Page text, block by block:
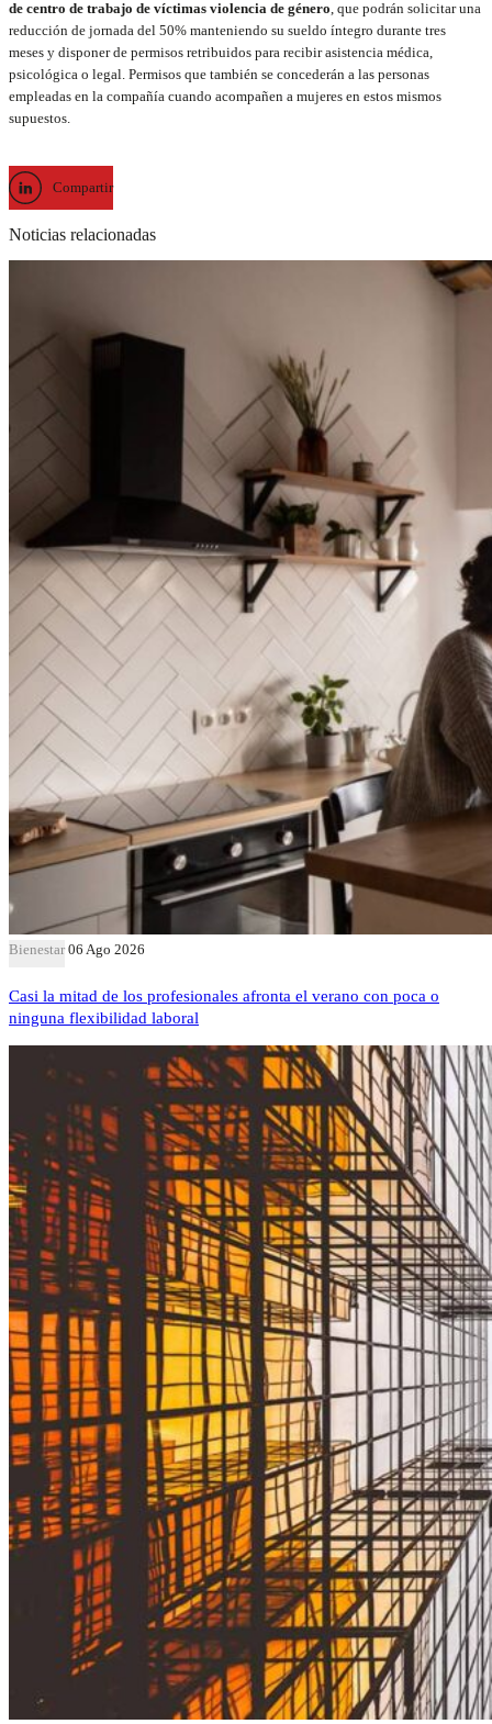
de centro de trabajo de víctimas violencia de género , que podrán solicitar una
reducción de jornada del 50% manteniendo su sueldo íntegro durante tres
meses y disponer de permisos retribuidos para recibir asistencia médica,
psicológica o legal. Permisos que también se concederán a las personas
empleadas en la compañía cuando acompañen a mujeres en estos mismos
supuestos.
Compartir
Noticias relacionadas
Bienestar 06 Ago 2026
Casi la mitad de los profesionales afronta el verano con poca o
ninguna flexibilidad laboral